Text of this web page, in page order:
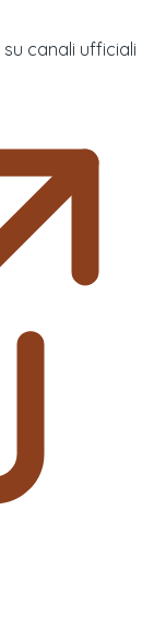
canali ufficiali